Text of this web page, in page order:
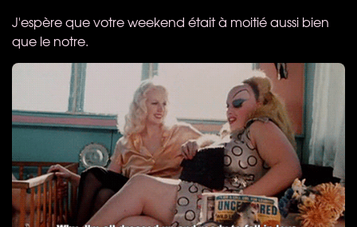
J'espère que votre weekend était à moitié aussi bien
que le notre.